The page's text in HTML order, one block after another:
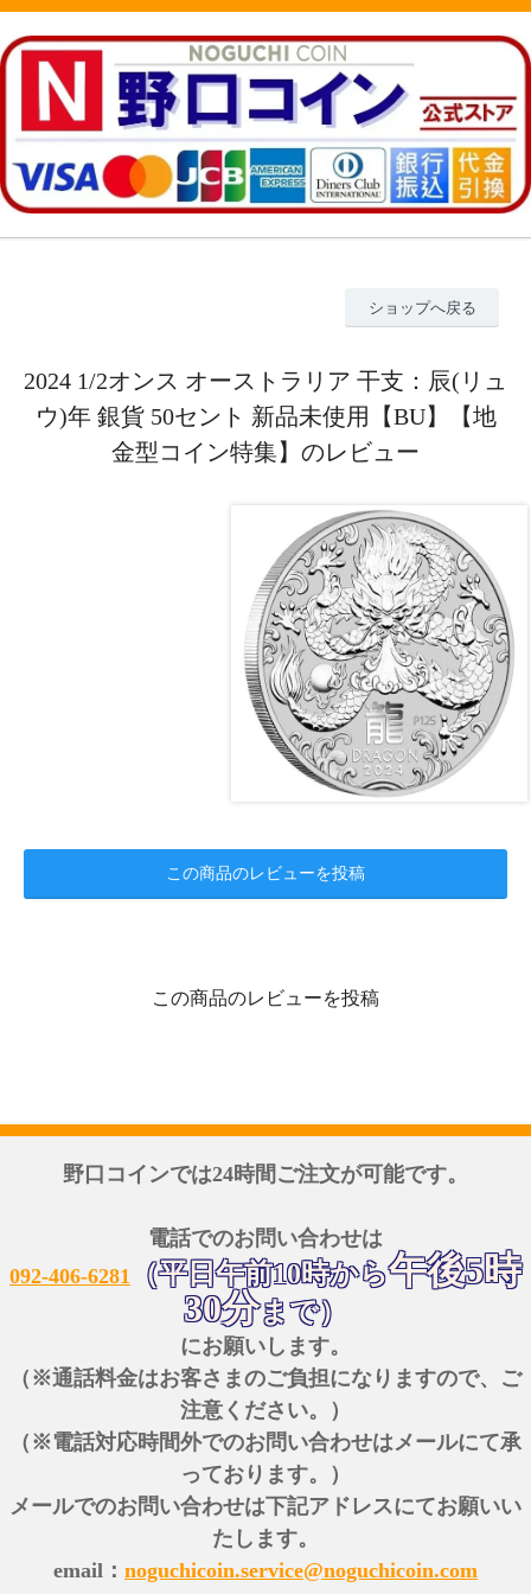
ショップへ戻る
2024 1/2オンス オーストラリア 干支：辰(リュ
ウ)年 銀貨 50セント 新品未使用【BU】【地
金型コイン特集】のレビュー
この商品のレビューを投稿
この商品のレビューを投稿
野口コインでは24時間ご注文が可能です。
電話でのお問い合わせは
092-406-6281
（平日午前10時から午後5時
30分まで）
にお願いします。
（※通話料金はお客さまのご負担になりますので、ご
注意ください。）
（※電話対応時間外でのお問い合わせはメールにて承
っております。）
メールでのお問い合わせは下記アドレスにてお願いい
たします。
email： noguchicoin.service@noguchicoin.com